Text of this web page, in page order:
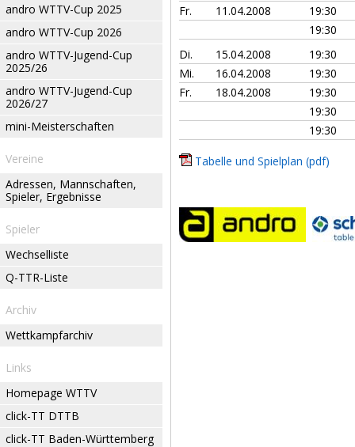
andro WTTV-Cup 2025
andro WTTV-Cup 2026
andro WTTV-Jugend-Cup
2025/26
andro WTTV-Jugend-Cup
2026/27
mini-Meisterschaften
Vereine
Adressen, Mannschaften,
Spieler, Ergebnisse
Spieler
Wechselliste
Q-TTR-Liste
Archiv
Wettkampfarchiv
Links
Homepage WTTV
click-TT DTTB
click-TT Baden-Württemberg
Fr.
11.04.2008
19:30
19:30
Di.
15.04.2008
19:30
Mi.
16.04.2008
19:30
Fr.
18.04.2008
19:30
19:30
19:30
Tabelle und Spielplan (pdf)